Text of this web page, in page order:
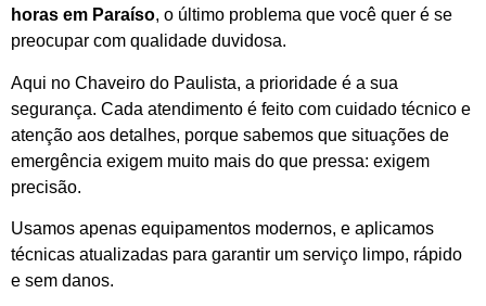
horas em Paraíso, o último problema que você quer é se
preocupar com qualidade duvidosa.
Aqui no Chaveiro do Paulista, a prioridade é a sua
segurança. Cada atendimento é feito com cuidado técnico e
atenção aos detalhes, porque sabemos que situações de
emergência exigem muito mais do que pressa: exigem
precisão.
Usamos apenas equipamentos modernos, e aplicamos
técnicas atualizadas para garantir um serviço limpo, rápido
e sem danos.